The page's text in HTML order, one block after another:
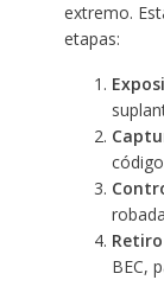
extremo.
etapas:
BEC,